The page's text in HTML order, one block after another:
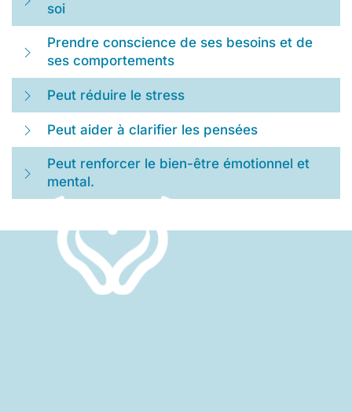
soi
Prendre conscience de ses besoins et de
ses comportements
Peut réduire le stress
Peut aider à clarifier les pensées
Peut renforcer le bien-être émotionnel et
mental.